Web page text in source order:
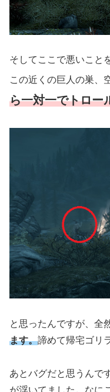
そしてここで悪いこと
この近くの巨人の巣、
ら一対一でトロー
と思ったんですが、全
ます。諦めて帰宅ゴリ
あとバグだと思うんで